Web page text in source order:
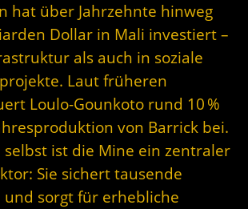
hat über Jahrzehnte hinweg
Dollar in Mali investiert –
als auch in soziale
Laut früheren
Loulo-Gounkoto rund 10 %
von Barrick bei.
ist die Mine ein zentraler
Sie sichert tausende
sorgt für erhebliche